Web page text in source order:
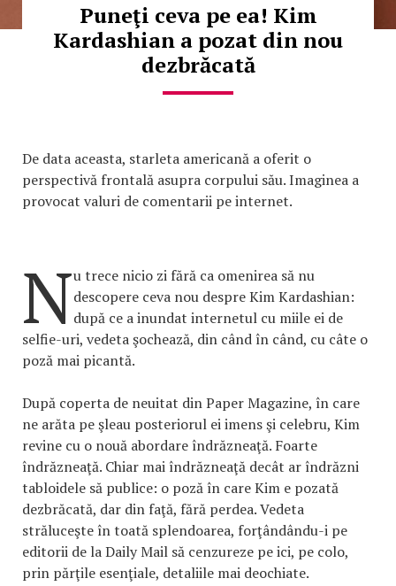
Puneţi ceva pe ea! Kim
Kardashian a pozat din nou
dezbrăcată
De data aceasta, starleta americană a oferit o
perspectivă frontală asupra corpului său. Imaginea a
provocat valuri de comentarii pe internet.
Nu trece nicio zi fără ca omenirea să nu
descopere ceva nou despre Kim Kardashian:
după ce a inundat internetul cu miile ei de
selfie-uri, vedeta şochează, din când în când, cu câte o
poză mai picantă.
După coperta de neuitat din Paper Magazine, în care
ne arăta pe şleau posteriorul ei imens şi celebru, Kim
revine cu o nouă abordare îndrăzneaţă. Foarte
îndrăzneaţă. Chiar mai îndrăzneaţă decât ar îndrăzni
tabloidele să publice: o poză în care Kim e pozată
dezbrăcată, dar din faţă, fără perdea. Vedeta
străluceşte în toată splendoarea, forţândându-i pe
editorii de la Daily Mail să cenzureze pe ici, pe colo,
prin părţile esenţiale, detaliile mai deochiate.